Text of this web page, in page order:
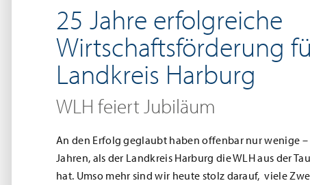
25 Jahre erfolgreiche
Wirtschaftsförderung
Landkreis Harburg
WLH feiert Jubiläum
An den Erfolg geglaubt haben offenbar nur wenige –
Jahren, als der Landkreis Harburg die WLH aus der
hat. Umso mehr sind wir heute stolz darauf, viele